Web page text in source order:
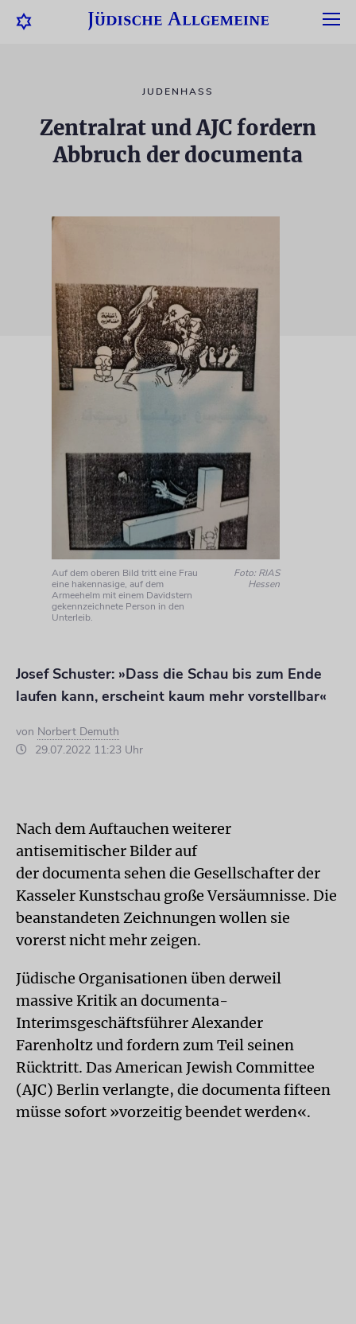
JUDENHASS
Zentralrat und AJC fordern
Abbruch der documenta
Auf dem oberen Bild tritt eine Frau
eine hakennasige, auf dem
Armeehelm mit einem Davidstern
gekennzeichnete Person in den
Unterleib.
Foto: RIAS
Hessen
Josef Schuster: »Dass die Schau bis zum Ende
laufen kann, erscheint kaum mehr vorstellbar«
von Norbert Demuth
29.07.2022 11:23 Uhr
Nach dem Auftauchen weiterer
antisemitischer Bilder auf
der documenta sehen die Gesellschafter der
Kasseler Kunstschau große Versäumnisse. Die
beanstandeten Zeichnungen wollen sie
vorerst nicht mehr zeigen.
Jüdische Organisationen üben derweil
massive Kritik an documenta-
Interimsgeschäftsführer Alexander
Farenholtz und fordern zum Teil seinen
Rücktritt. Das American Jewish Committee
(AJC) Berlin verlangte, die documenta fifteen
müsse sofort »vorzeitig beendet werden«.